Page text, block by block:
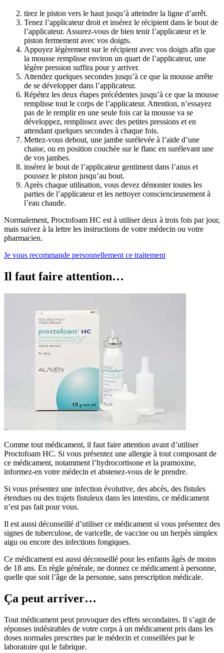
tirez le piston vers le haut jusqu’à atteindre la ligne d’arrêt.
Tenez l’applicateur droit et insérez le récipient dans le bout de
l’applicateur. Assurez-vous de bien tenir l’applicateur et le
piston fermement avec vos doigts.
Appuyez légèrement sur le récipient avec vos doigts afin que
la mousse remplisse environ un quart de l’applicateur, une
légère pression suffira pour y arriver.
Attendez quelques secondes jusqu’à ce que la mousse arrête
de se développer dans l’applicateur.
Répétez les deux étapes précédentes jusqu’à ce que la mousse
remplisse tout le corps de l’applicateur. Attention, n’essayez
pas de le remplir en une seule fois car la mousse va se
développez, remplissez avec des petites pressions et en
attendant quelques secondes à chaque fois.
Mettez-vous debout, une jambe surélevée à l’aide d’une
chaise, ou en position couchée sur le flanc en surélevant une
de vos jambes.
insérez le bout de l’applicateur gentiment dans l’anus et
poussez le piston jusqu’au bout.
Après chaque utilisation, vous devez démonter toutes les
parties de l’applicateur et les nettoyer consciencieusement à
l’eau chaude.
Normalement, Proctofoam HC est à utiliser deux à trois fois par jour,
mais suivez à la lettre les instructions de votre médecin ou votre
pharmacien.
Je vous recommande personnellement ce traitement
Il faut faire attention…
Comme tout médicament, il faut faire attention avant d’utiliser
Proctofoam HC. Si vous présentez une allergie à tout composant de
ce médicament, notamment l’hydrocortisone et la pramoxine,
informez-en votre médecin et abstenez-vous de le prendre.
Si vous présentez une infection évolutive, des abcès, des fistules
étendues ou des trajets fistuleux dans les intestins, ce médicament
n’est pas fait pour vous.
Il est aussi déconseillé d’utiliser ce médicament si vous présentez des
signes de tuberculose, de varicelle, de vaccine ou un herpès simplex
aigu ou encore des infections fongiques.
Ce médicament est aussi déconseillé pour les enfants âgés de moins
de 18 ans. En règle générale, ne donnez ce médicament à personne,
quelle que soit l’âge de la personne, sans prescription médicale.
Ça peut arriver…
Tout médicament peut provoquer des effets secondaires. Il s’agit de
réponses indésirables de votre corps à un médicament pris dans les
doses normales prescrites par le médecin et conseillées par le
laboratoire qui le fabrique.